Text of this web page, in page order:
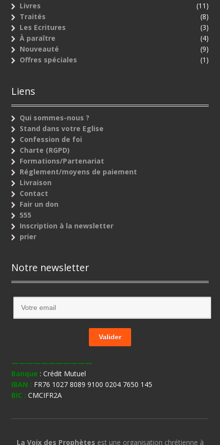
Livres
(11)
Traités
(8)
Les Ecritures
(3)
À paraître
(4)
Nouveauté
(9)
Offres spéciales
(1)
Liens
Qui sommes-nous ?
Stand dans votre Eglise
Confession de foi
Charte (RGPD)
Formations/Partenariat
Réglement/moyens de paiement
Livraison
Contact
Fair un don
555
Inscription à la newsletter
prier
Notre newsletter
———————————
Banque : Crédit Mutuel
IBAN : FR76 1027 8089 9100 0204 7650 145
BIC : CMCIFR2A
La Voix des Prophètes est une organisation chrétienne à